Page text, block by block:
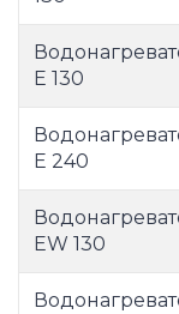
E 130
E 240
EW 130